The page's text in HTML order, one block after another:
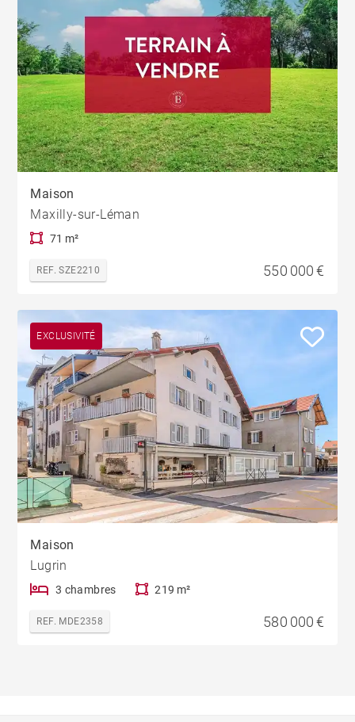
Maison
Maxilly-sur-Léman
71 m²
REF. SZE2210 550 000 €
EXCLUSIVITÉ
Maison
Lugrin
3 chambres 219 m²
REF. MDE2358 580 000 €